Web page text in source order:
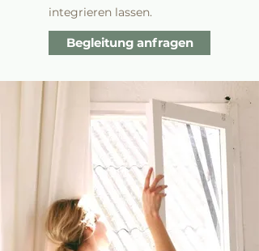
integrieren lassen.
Begleitung anfragen